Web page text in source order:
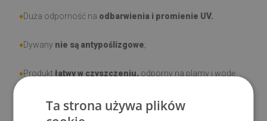
♦Duża odporność na odbarwienia i promienie UV.
♦Dywany nie są antypoślizgowe;
♦Produktłatwy w czyszczeniu, odporny na plamy i wodę.
Prosimy pamiętać, że uszkodzenia powstałe przy
użytkowaniu wynikające z upływu czasu (np. przetarcia) nie
Ta strona używa plików